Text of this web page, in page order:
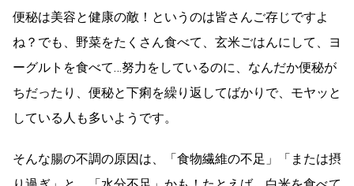
便秘は美容と健康の敵！というのは皆さんご存じですよ
ね？でも、野菜をたくさん食べて、玄米ごはんにして、ヨ
ーグルトを食べて…努力をしているのに、なんだか便秘が
ちだったり、便秘と下痢を繰り返してばかりで、モヤッと
している人も多いようです。
そんな腸の不調の原因は、「食物繊維の不足」「または摂